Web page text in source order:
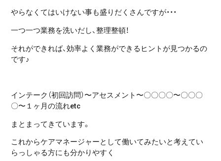
やらなくてはいけない事も盛りだくさんですが・・・
一つ一つ業務を洗いだし、整理整頓！
それができれば、効率よく業務ができるヒントが見つかるの
です♪
インテーク（初回訪問）〜アセスメント〜〇〇〇〇〜〇〇〇
〇〜１ヶ月の流れetc
まとまってきています。
これからケアマネージャーとして働いてみたいと考えてい
らっしゃる方にも分かりやすく